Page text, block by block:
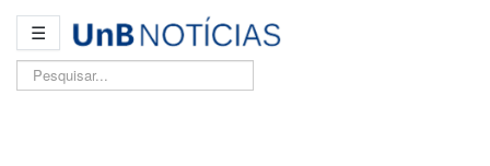
☰
Pesquisar...